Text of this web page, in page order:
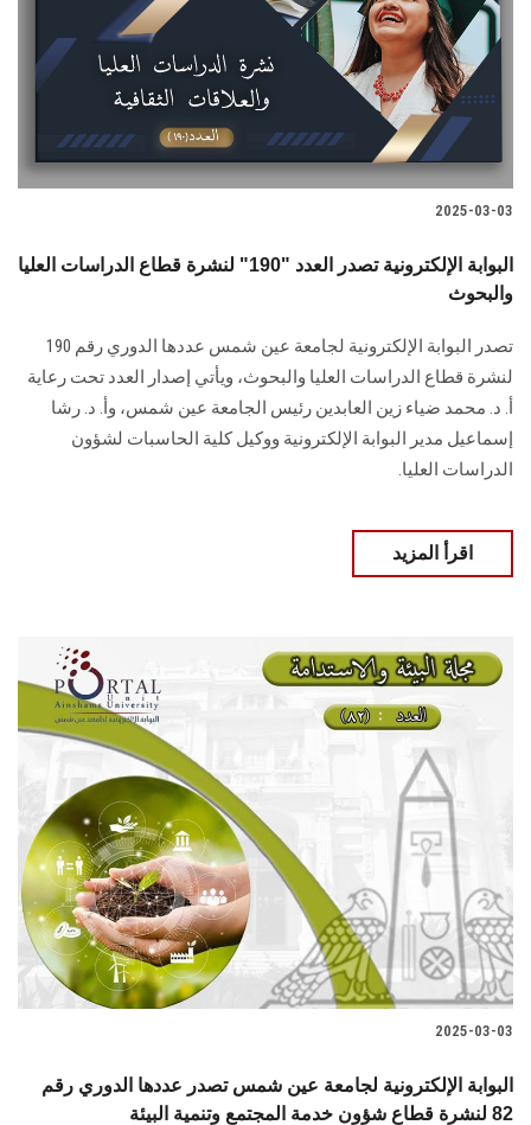
2025-03-03
البوابة الإلكترونية تصدر العدد "190" لنشرة قطاع الدراسات العليا
والبحوث
تصدر البوابة الإلكترونية لجامعة عين شمس عددها الدوري رقم 190
لنشرة قطاع الدراسات ‏العليا والبحوث‎، ويأتي إصدار العدد تحت رعاية
أ. د. محمد ضياء زين العابدين رئيس الجامعة عين شمس، وأ. د. ‏رشا
إسماعيل مدير البوابة الإلكترونية ووكيل كلية الحاسبات لشؤون
‏الدراسات العليا.
اقرأ المزيد
2025-03-03
البوابة الإلكترونية لجامعة عين شمس تصدر عددها الدوري رقم
82 لنشرة قطاع شؤون خدمة المجتمع وتنمية البيئة